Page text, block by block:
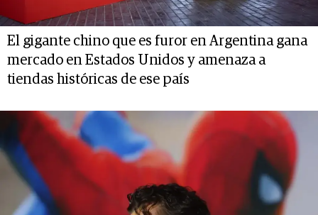
El gigante chino que es furor en Argentina gana
mercado en Estados Unidos y amenaza a
tiendas históricas de ese país